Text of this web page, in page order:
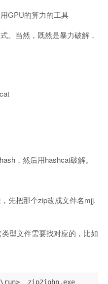
GPU的算力的工具
。当然，既然是暴力破解，
，然后用hashcat破解。
先把那个zip改成文件名mjj.
型文件需要找对应的，比如